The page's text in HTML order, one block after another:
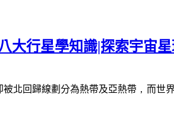
大行星學知識|探索宇宙星
被北回歸線劃分為熱帶及亞熱帶 ， 而世